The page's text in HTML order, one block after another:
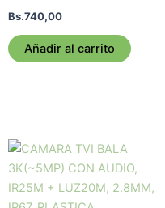
Bs.740,00
Añadir al carrito